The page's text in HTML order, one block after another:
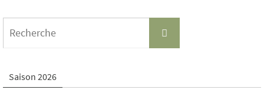
Recherche
Saison 2026